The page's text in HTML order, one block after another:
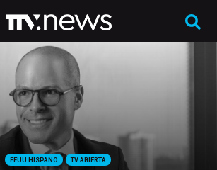
EEUU HISPANO TV ABIERTA